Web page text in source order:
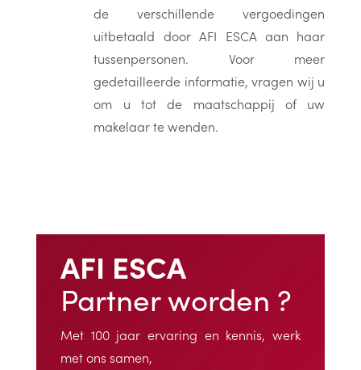
de verschillende vergoedingen
uitbetaald door AFI ESCA aan haar
tussenpersonen. Voor meer
gedetailleerde informatie, vragen wij u
om u tot de maatschappij of uw
makelaar te wenden.
AFI ESCA
Partner worden ?
Met 100 jaar ervaring en kennis, werk
met ons samen,